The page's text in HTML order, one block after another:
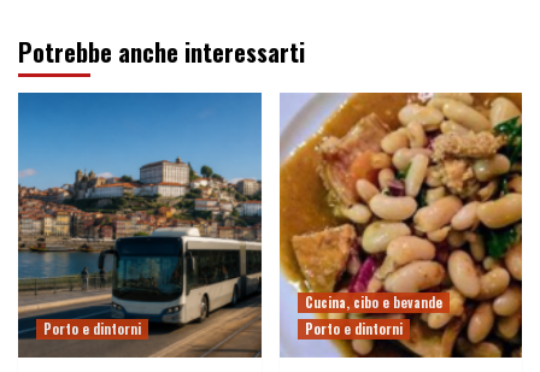
Potrebbe anche interessarti
Porto e dintorni
Cucina, cibo e bevande
Porto e dintorni